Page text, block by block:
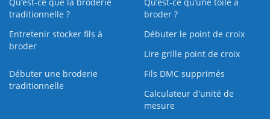
traditionnelle ?
broder ?
Entretenir stocker fils à
broder
Débuter le point de croix
Lire grille point de croix
Débuter une broderie
traditionnelle
Fils DMC supprimés
Calculateur d'unité de
mesure